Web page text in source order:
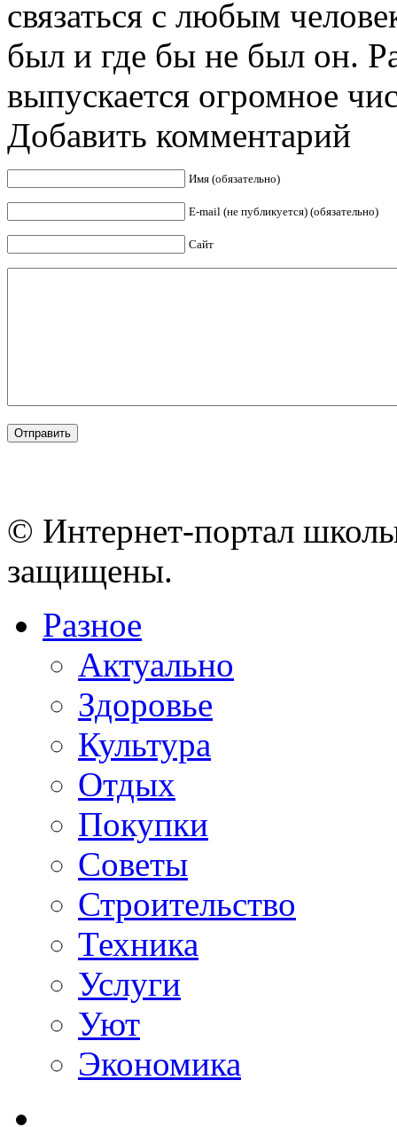
связаться с любым
был и где бы не был он.
выпускается огромное
Добавить комментарий
Имя (обязательно)
E-mail (не публикуется) (обязательно)
Сайт
© Интернет-портал
защищены.
Разное
Актуально
Здоровье
Культура
Отдых
Покупки
Советы
Строительство
Техника
Услуги
Уют
Экономика